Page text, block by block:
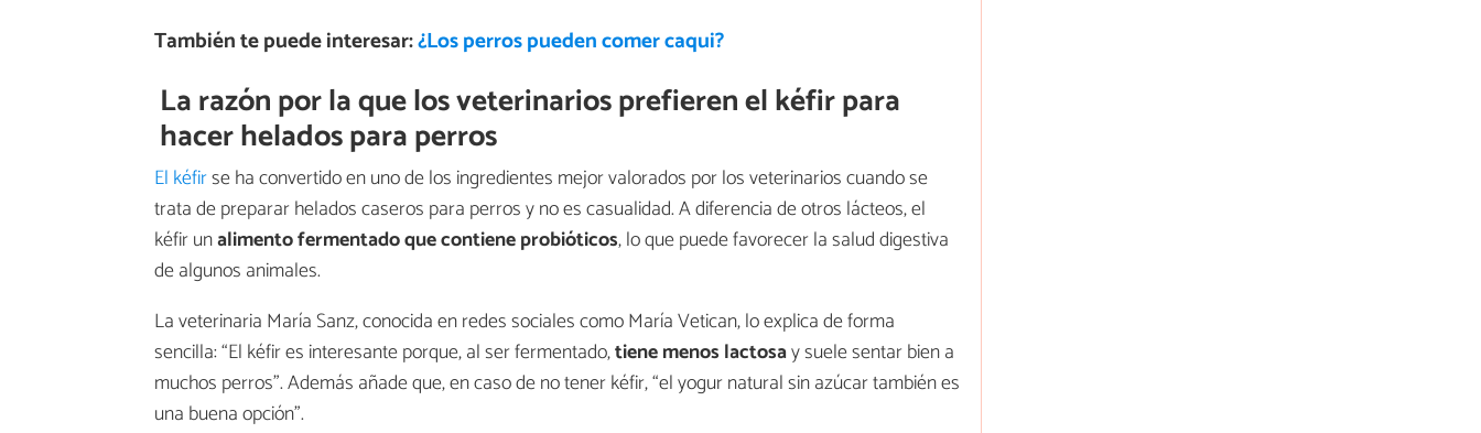
También te puede interesar:¿Los perros pueden comer caqui?
La razón por la que los veterinarios prefieren el kéfir para
hacer helados para perros
El kéfirse ha convertido en uno de los ingredientes mejor valorados por los veterinarios cuando se
trata de preparar helados caseros para perros y no es casualidad. A diferencia de otros lácteos, el
kéfir unalimento fermentado que contiene probióticos, lo que puede favorecer la salud digestiva
de algunos animales.
La veterinaria María Sanz, conocida en redes sociales como María Vetican, lo explica de forma
sencilla: “El kéfir es interesante porque, al ser fermentado,tiene menos lactosay suele sentar bien a
muchos perros”. Además añade que, en caso de no tener kéfir, “el yogur natural sin azúcar también es
una buena opción”.